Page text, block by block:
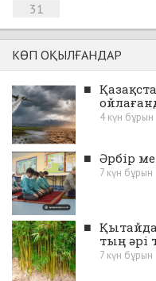
31
КӨП ОҚЫЛҒАНДАР
■
4 күн бұрын
■ Әрбір
7 күн бұрын
■
тың әрі
7 күн бұрын